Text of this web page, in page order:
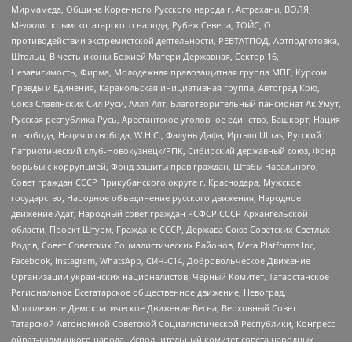
Мирмамеда, Община Коренного Русского народа г. Астрахани, ВОЛЯ,
Меджлис крымскотатарского народа, Рубеж Севера, ТОЙС, О
противодействии экстремистской деятельности, РЕВТАТПОД, Артподготовка,
Штольц, В честь иконы Божией Матери Державная, Сектор 16,
Независимость, Фирма, Молодежная правозащитная группа МПГ, Курсом
Правды и Единения, Каракольская инициативная группа, Автоград Крю,
Союз Славянских Сил Руси, Алля-Аят, Благотворительный пансионат Ак Умут,
Русская республика Русь, Арестантское уголовное единство, Башкорт, Нация
и свобода, Нация и свобода, W.H.С., Фалунь Дафа, Иртыш Ultras, Русский
Патриотический клуб-Новокузнецк/РПК, Сибирский державный союз, Фонд
борьбы с коррупцией, Фонд защиты прав граждан, Штабы Навального,
Совет граждан СССР Прикубанского округа г. Краснодара, Мужское
государство, Народное объединение русского движения, Народное
движение Адат, Народный совет граждан РСФСР СССР Архангельской
области, Проект Штурм, Граждане СССР, Держава Союз Советских Светлых
Родов, Совет Советских Социалистических Районов, Meta Platforms Inc,
Facebook, Instagram, WhatsApp, СИЧ-С14, Добровольческое Движение
Организации украинских националистов, Черный Комитет, Татарстанское
Региональное Всетатарское общественное движение, Невоград,
Молодежное Демократическое Движение Весна, Верховный Совет
Татарской Автономной Советской Социалистической Республики, Конгресс
ойрат-калмыцкого народа, Исполнительный комитет совета народных